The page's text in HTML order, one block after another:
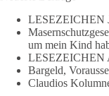
LESEZEICHEN
um mein Kind
LESEZEICHEN
Bargeld,
Claudios